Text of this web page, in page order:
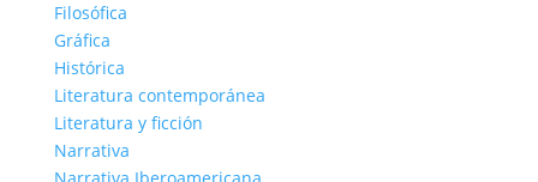
Filosófica
Gráfica
Histórica
Literatura contemporánea
Literatura y ficción
Narrativa